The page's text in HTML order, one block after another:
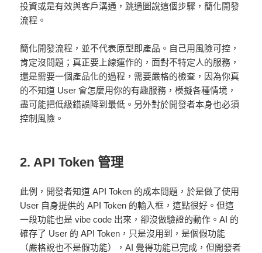
投資或是有效與客戶溝通，跳過圖說這個步驟，簡化開發
流程。
簡化開發流程，並不代表原型即產品。自己用風險可控，
肯定沒問題；真正要上線運作的，面對不特定人的服務，
還是需要一個產品化的過程，需要嚴格的檢查，因為你真
的不知道 User 會怎麼用你的有趣服務，模擬各種情境，
盡可能把低級錯誤降到最低。另外對於開發者本身也必須
控制風險。
2. API Token 管理
此例，開發者知道 API Token 的成本問題，於是做了使用
User 自身提供的 API Token 的輸入框，這點很好。但這
一段功能也是 vibe code 出來，卻沒做驗證的動作。AI 的
確存了 User 的 API Token，只是沒用到，是個假功能
（嚴格說也不是假功能），AI 覺得功能已完成，但開發者